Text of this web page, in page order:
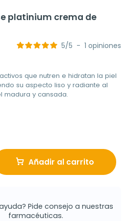
platinium crema de
5/5 - 1 opiniones
que nutren e hidratan la piel
su aspecto liso y radiante al
madura y cansada.
Añadir al carrito
Pide consejo a nuestras
farmacéuticas.